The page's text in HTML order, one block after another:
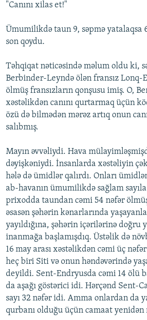
"Canını xilas et!"
Ümumilikdə taun 9, səpmə yatalaqsa
son qoydu.
Təhqiqat nəticəsində məlum oldu ki,
Berbinder-Leyndə ölən fransız Lonq-
ölmüş fransızların qonşusu imiş. O,
xəstəlikdən canını qurtarmaq üçün
özü də bilmədən mərəz artıq onun
salıbmış.
Mayın əvvəliydi. Hava
dəyişkəniydi. İnsanlarda xəstəliyin
hələ də ümidlər qalırdı. Onları
ab-havanın ümumilikdə sağlam
prixodda taundan cəmi 54 nəfər
əsasən şəhərin kənarlarında
yayıldığına, şəhərin içərilərinə doğru
inanmağa başlamışdıq. Üstəlik də
16 may arası xəstəlikdən cəmi üç
heç biri Siti və onun həndəvərində
deyildi. Sent-Endryusda cəmi 14 ölü
da aşağı göstərici idi. Hərçənd Sent-
sayı 32 nəfər idi. Amma onlardan da
qurbanı olduğu üçün camaat yenidən